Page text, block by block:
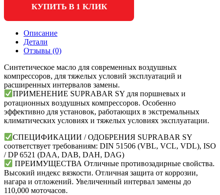
КУПИТЬ В 1 КЛИК
Описание
Детали
Отзывы (0)
Cинтетическое масло для современных воздушных
компрессоров, для тяжелых условий эксплуатаций и
расширенных интервалов замены.
ПРИМЕНЕНИЕ SUPRABAR SY для поршневых и
ротационных воздушных компрессоров. Особенно
эффективно для установок, работающих в экстремальных
климатических условиях и тяжелых условиях эксплуатации.
СПЕЦИФИКАЦИИ / ОДОБРЕНИЯ SUPRABAR SY
соответствует требованиям: DIN 51506 (VBL, VCL, VDL), ISO
/ DP 6521 (DAA, DAB, DAH, DAG)
ПРЕИМУЩЕСТВА Отличные противозадирные свойства.
Высокий индекс вязкости. Отличная защита от коррозии,
нагара и отложений. Увеличенный интервал замены до
110,000 моточасов.